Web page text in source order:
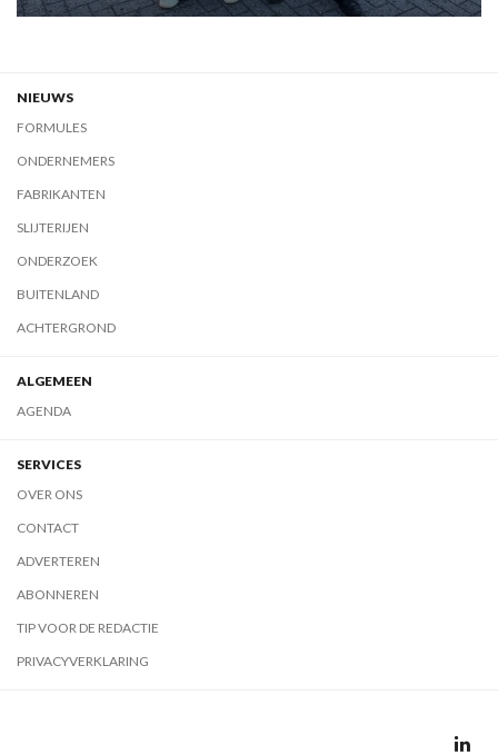
NIEUWS
FORMULES
ONDERNEMERS
FABRIKANTEN
SLIJTERIJEN
ONDERZOEK
BUITENLAND
ACHTERGROND
ALGEMEEN
AGENDA
SERVICES
OVER ONS
CONTACT
ADVERTEREN
ABONNEREN
TIP VOOR DE REDACTIE
PRIVACYVERKLARING